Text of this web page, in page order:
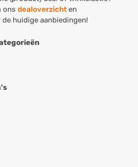
ons dealoverzicht en
de huidige aanbiedingen!